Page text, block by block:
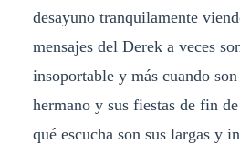
desayuno tranquilamente
mensajes del Derek a veces
insoportable y más cuando
hermano y sus fiestas de fin
qué escucha son sus largas y